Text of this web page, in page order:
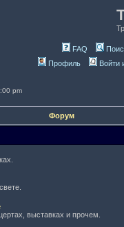
FAQ
Профиль
Войти
pm
Форум
выставках и прочем.